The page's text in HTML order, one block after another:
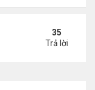
35
Trả lời